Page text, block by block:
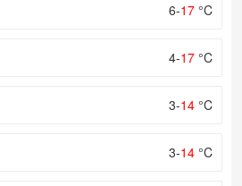
6-17 °C
4-17 °C
3-14 °C
3-14 °C